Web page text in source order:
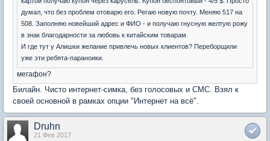
думал, что без проблем отоварю его. Регаю новую почту. Меняю 517 на
508. Заполняю новейший адрес и ФИО - и получаю гнусную желтую рожу
в знак благодарности за любовь к китайским товарам.
И где тут у Алишки желание привлечь новых клиентов? Переборщили
уже эти ребята-параноики.
мегафон?
Билайн. Чисто интернет-симка, без голосовых и СМС. Взял к
своей основной в рамках опции "Интернет на всё".
Druhn
21 Фев 2017